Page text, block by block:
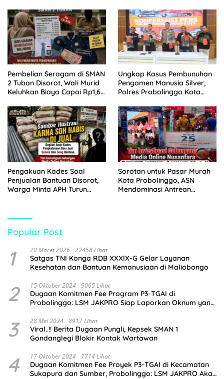
Tempuh Jalur Hukum
Pembelian Seragam di SMAN
2 Tuban Disorot, Wali Murid
Keluhkan Biaya Capai Rp1,6
Ungkap Kasus Pembunuhan
Pengamen Manusia Silver,
Polres Probolinggo Kota
Pengakuan Kades Soal
Penjualan Bantuan Disorot,
Warga Minta APH Turun
Sorotan untuk Pasar Murah
Kota Probolinggo, ASN
Mendominasi Antrean
Popular Post
1 20 Maret 2026 22458 Lihat
Satgas TNI Konga RDB XXXIX-G Gelar Layanan
Kesehatan dan Bantuan Kemanusiaan di Maliobongo
2 15 Oktober 2024 9065 Lihat
Dugaan Komitmen Fee Program P3-TGAI di
Probolinggo: LSM JAKPRO Siap Laporkan Oknum yang
3 28 Mei 2024 8917 Lihat
Viral..!! Berita Dugaan Pungli, Kepsek SMAN 1
Gondanglegi Blokir Kontak Wartawan
4 17 Oktober 2024 7714 Lihat
Dugaan Komitmen Fee Proyek P3-TGAI di Kecamatan
Sukapura dan Sumber, Probolinggo: LSM JAKPRO Akan